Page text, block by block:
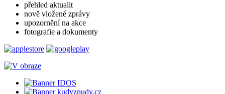
přehled aktualit
nově vložené zprávy
upozornění na akce
fotografie a dokumenty